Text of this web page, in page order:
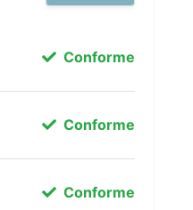
Conforme
Conforme
Conforme